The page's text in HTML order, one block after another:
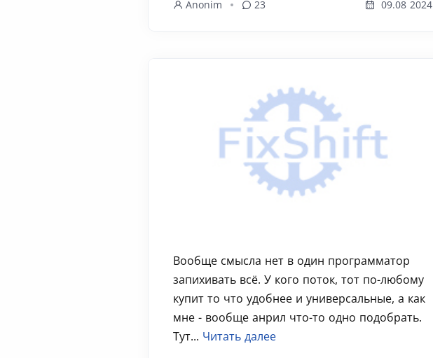
Anonim 23 09.08 2024
Вообще смысла нет в один программатор
запихивать всë. У кого поток, тот по-любому
купит то что удобнее и универсальные, а как
мне - вообще анрил что-то одно подобрать.
Тут... Читать далее